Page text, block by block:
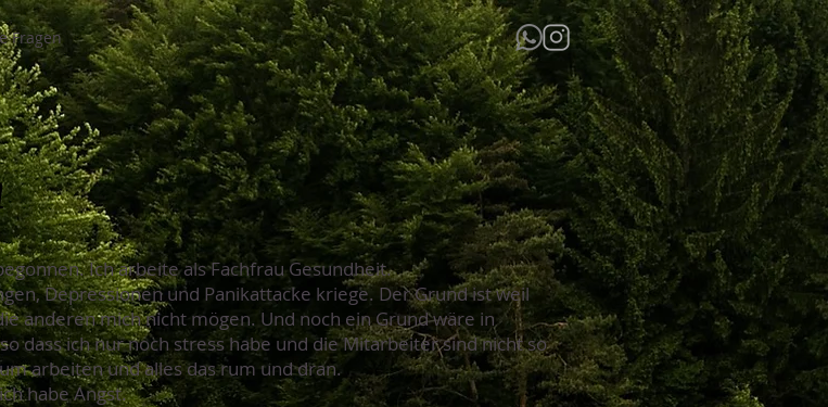
Fragen
Ich arbeite als Fachfrau Gesundheit.
Depressionen und Panikattacke kriege. Der Grund ist weil
anderen mich nicht mögen. Und noch ein Grund wäre in
dass ich nur noch stress habe und die Mitarbeiter sind nicht so
arbeiten und alles das rum und dran.
habe Angst.